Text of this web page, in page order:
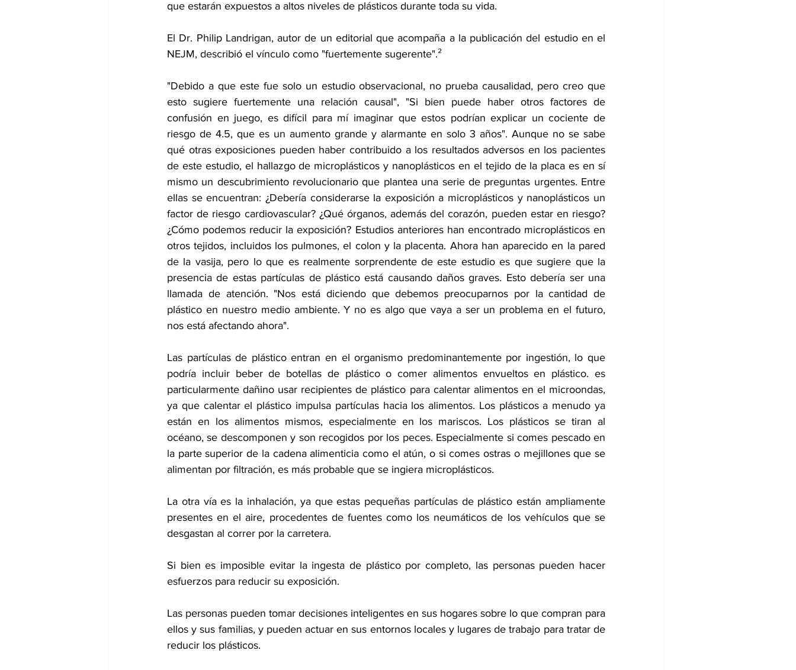
que estarán expuestos a altos niveles de plásticos durante toda su vida.
El Dr. Philip Landrigan, autor de un editorial que acompaña a la publicación del estudio en el
NEJM, describió el vínculo como "fuertemente sugerente".²
"Debido a que este fue solo un estudio observacional, no prueba causalidad, pero creo que
esto sugiere fuertemente una relación causal", "Si bien puede haber otros factores de
confusión en juego, es difícil para mí imaginar que estos podrían explicar un cociente de
riesgo de 4.5, que es un aumento grande y alarmante en solo 3 años". Aunque no se sabe
qué otras exposiciones pueden haber contribuido a los resultados adversos en los pacientes
de este estudio, el hallazgo de microplásticos y nanoplásticos en el tejido de la placa es en sí
mismo un descubrimiento revolucionario que plantea una serie de preguntas urgentes. Entre
ellas se encuentran: ¿Debería considerarse la exposición a microplásticos y nanoplásticos un
factor de riesgo cardiovascular? ¿Qué órganos, además del corazón, pueden estar en riesgo?
¿Cómo podemos reducir la exposición? Estudios anteriores han encontrado microplásticos en
otros tejidos, incluidos los pulmones, el colon y la placenta. Ahora han aparecido en la pared
de la vasija, pero lo que es realmente sorprendente de este estudio es que sugiere que la
presencia de estas partículas de plástico está causando daños graves. Esto debería ser una
llamada de atención. "Nos está diciendo que debemos preocuparnos por la cantidad de
plástico en nuestro medio ambiente. Y no es algo que vaya a ser un problema en el futuro,
nos está afectando ahora".
Las partículas de plástico entran en el organismo predominantemente por ingestión, lo que
podría incluir beber de botellas de plástico o comer alimentos envueltos en plástico. es
particularmente dañino usar recipientes de plástico para calentar alimentos en el microondas,
ya que calentar el plástico impulsa partículas hacia los alimentos. Los plásticos a menudo ya
están en los alimentos mismos, especialmente en los mariscos. Los plásticos se tiran al
océano, se descomponen y son recogidos por los peces. Especialmente si comes pescado en
la parte superior de la cadena alimenticia como el atún, o si comes ostras o mejillones que se
alimentan por filtración, es más probable que se ingiera microplásticos.
La otra vía es la inhalación, ya que estas pequeñas partículas de plástico están ampliamente
presentes en el aire, procedentes de fuentes como los neumáticos de los vehículos que se
desgastan al correr por la carretera.
Si bien es imposible evitar la ingesta de plástico por completo, las personas pueden hacer
esfuerzos para reducir su exposición.
Las personas pueden tomar decisiones inteligentes en sus hogares sobre lo que compran para
ellos y sus familias, y pueden actuar en sus entornos locales y lugares de trabajo para tratar de
reducir los plásticos.